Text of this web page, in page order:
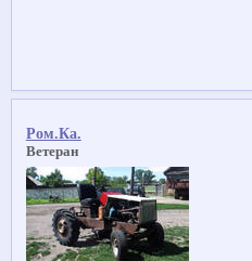
Ром.Ка.
Ветеран